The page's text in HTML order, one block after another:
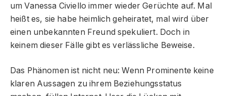
um Vanessa Civiello immer wieder Gerüchte auf. Mal
heißt es, sie habe heimlich geheiratet, mal wird über
einen unbekannten Freund spekuliert. Doch in
keinem dieser Fälle gibt es verlässliche Beweise.
Das Phänomen ist nicht neu: Wenn Prominente keine
klaren Aussagen zu ihrem Beziehungsstatus